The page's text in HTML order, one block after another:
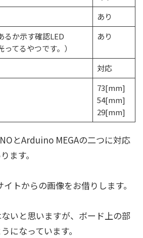
あり
るか示す確認LED
ってるやつです。）
あり
対応
73[mm]
54[mm]
29[mm]
とArduino MEGAの二つに対応
ます。
トからの画像をお借りします。
いと思いますが、ボード上の部
になっています。